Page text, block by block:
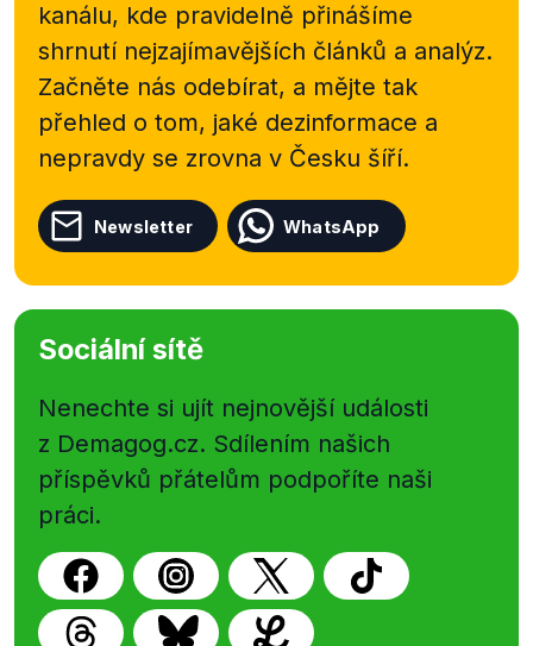
kanálu, kde pravidelně přinášíme
shrnutí nejzajímavějších článků a analýz.
Začněte nás odebírat, a mějte tak
přehled o tom, jaké dezinformace a
nepravdy se zrovna v Česku šíří.
Newsletter WhatsApp
Sociální sítě
Nenechte si ujít nejnovější události
z Demagog.cz. Sdílením našich
příspěvků přátelům podpoříte naši
práci.